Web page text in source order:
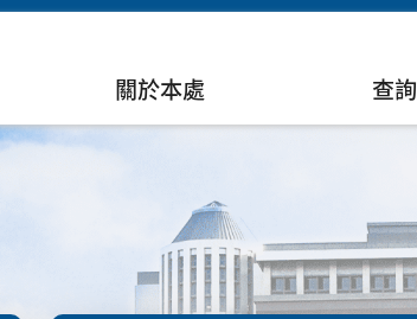
關於本處 查詢